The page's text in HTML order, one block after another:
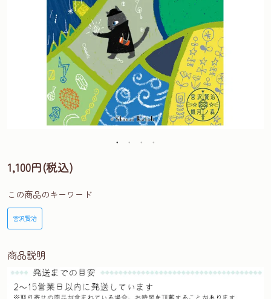
1,100円(税込)
この商品のキーワード
宮沢賢治
商品説明